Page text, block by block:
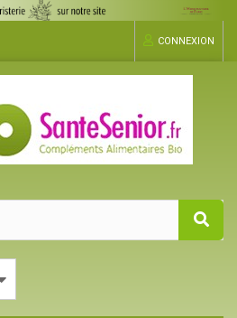
CONNEXION